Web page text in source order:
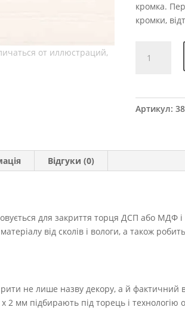
кромка.
кромки,
ПВХ
текстура
Артикул:
Відгуки (0)
для закриття торця ДСП або МДФ
від сколів і вологи, а також
не лише назву декору, а й фактичний
2 мм підбирають під торець і